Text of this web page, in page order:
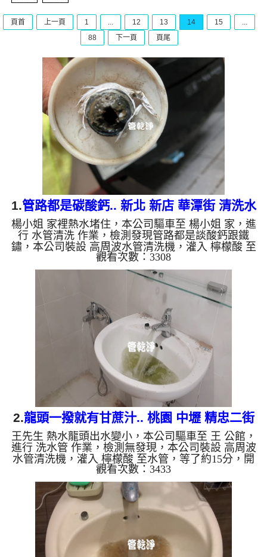
頁首 上一頁 1 ... 12 13 14 15
...
88
下一頁 頁尾
1.管路都是碳酸鈣.. 新北 新店 華潭街 清洗水
管
楊小姐 家裡熱水堵住，本公司驅車至 楊小姐 家，進
行 水管清洗 作業，檢測發現管路都是談酸鈣跟鐵
鏽，本公司裝設 高周波水管清洗機，灌入 檸檬酸 至
水管，等了約15分，開啟 水管清洗機 ，啟動 螺旋
波 模式，一洗水管就流出髒水，二個多小時後，熱
水出水量恢復正常了。 如是自來水，如水管老化，
會產生鐵鏽跟泥沙堆積，洗出來的水就會是咖啡色，
地下水含有氧化錳，管壁上會結成黑色管垢，洗出來
的水會跟石油一樣黑，有些洗出綠色的水，是因為裡
面有銅的物質，生鏽產生銅綠，如是藍色的水，是因
為水龍頭合金的養化造成...
觀看次數：3308
2.龍頭一撥就有甘蔗汁.. 桃園 中壢 精忠二街
洗水管
王先生 熱水龍頭出水變小，本公司驅車至 王 公館，
進行 洗水管 作業，檢測無發現，本公司裝設 高周波
水管清洗機，灌入 檸檬酸 至水管，等了約15分，開
啟 水管清洗機 ，啟動 螺旋波 模式，一洗冷水管就流
出綠色甘蔗汁，沒多久變成灰色髒水，熱水流出鮮豔
黃水，二個多小時後，熱水出水量恢復正常了。 如
是自來水，如水管老化，會產生鐵鏽跟泥沙堆積，洗
出來的水就會是咖啡色，地下水含有氧化錳，管壁上
會結成黑色管垢，洗出來的水會跟石油一樣黑，有些
洗出綠色的水，是因為裡面有銅的物質，生鏽產生銅
綠，如是藍色的水...
觀看次數：3433